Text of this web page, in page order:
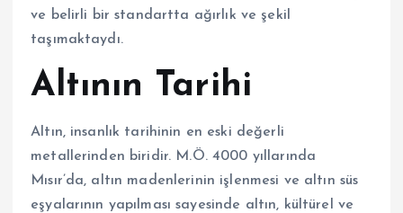
ve belirli bir standartta ağırlık ve şekil
taşımaktaydı.
Altının Tarihi
Altın, insanlık tarihinin en eski değerli
metallerinden biridir. M.Ö. 4000 yıllarında
Mısır’da, altın madenlerinin işlenmesi ve altın süs
eşyalarının yapılması sayesinde altın, kültürel ve